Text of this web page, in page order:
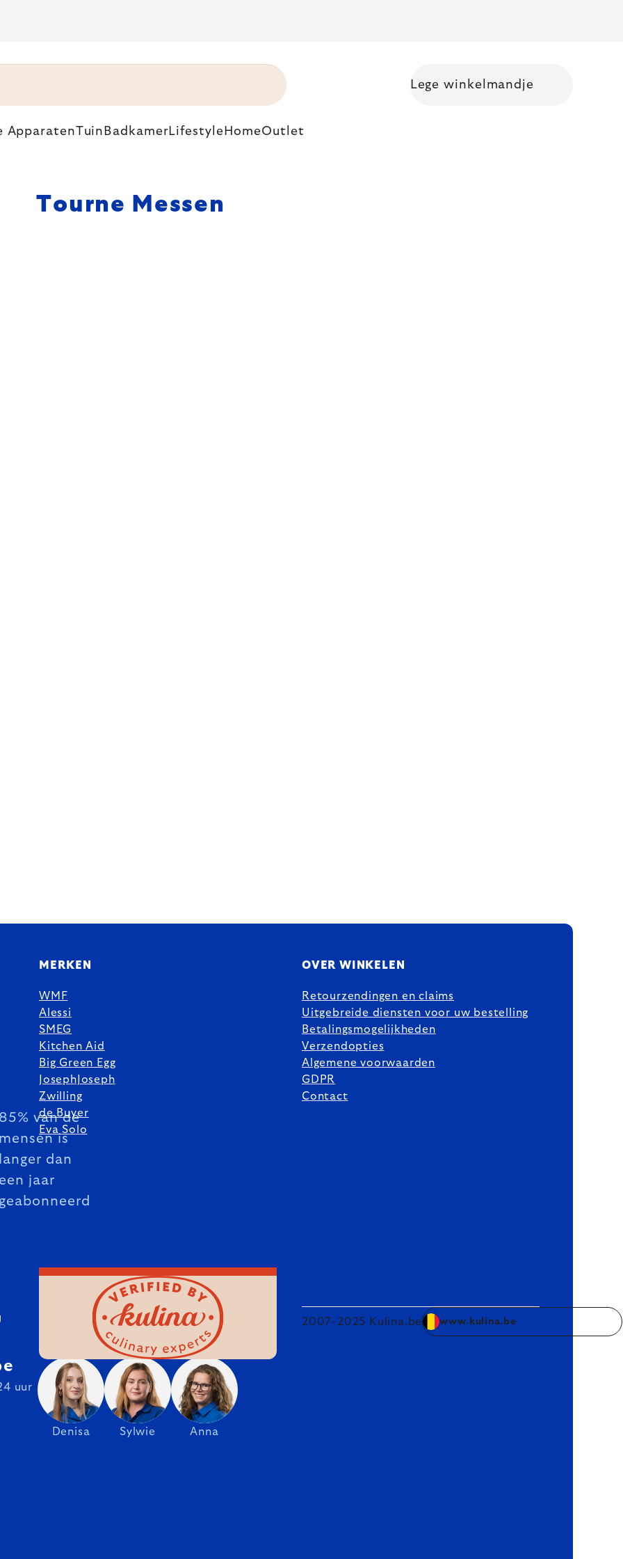
Shopping cart
Lege winkelmandje
ApparatenTuin BadkamerLifestyle HomeOutlet
Tourne Messen
85% van de
mensen is
langer dan
een jaar
geabonneerd
MERKEN
WMF
Alessi
SMEG
Kitchen Aid
Big Green Egg
JosephJoseph
Zwilling
de Buyer
Eva Solo
OVER WINKELEN
Retourzendingen en claims
Uitgebreide diensten voor uw bestelling
Betalingsmogelijkheden
Verzendopties
Algemene voorwaarden
GDPR
Contact
Denisa Sylwie Anna
uur
2007–2025 Kulina.be www.kulina.be